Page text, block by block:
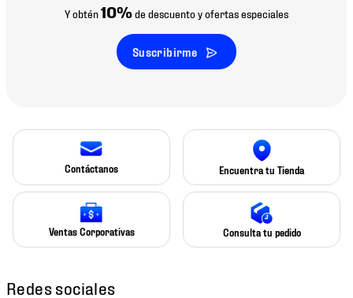
Y obtén10% de descuento y ofertas especiales
Suscribirme
Contáctanos Encuentra tu Tienda
Ventas Corporativas Consulta tu pedido
Redes sociales